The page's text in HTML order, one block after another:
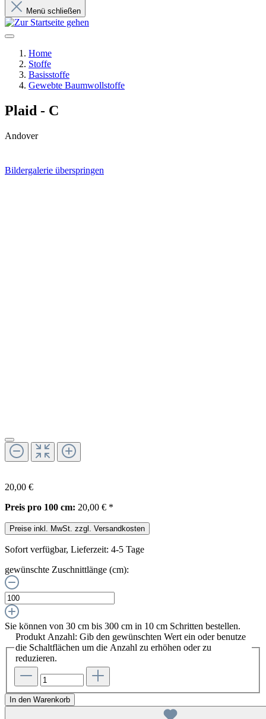
Menü schließen
Home
Stoffe
Basisstoffe
Gewebte Baumwollstoffe
Plaid - C
Andover
Bildergalerie überspringen
20,00 €
Preis pro 100 cm: 20,00 € *
Preise inkl. MwSt. zzgl. Versandkosten
Sofort verfügbar, Lieferzeit: 4-5 Tage
gewünschte Zuschnittlänge (cm):
Sie können von 30 cm bis 300 cm in 10 cm Schritten bestellen.
Produkt Anzahl: Gib den gewünschten Wert ein oder benutze
die Schaltflächen um die Anzahl zu erhöhen oder zu
reduzieren.
In den Warenkorb